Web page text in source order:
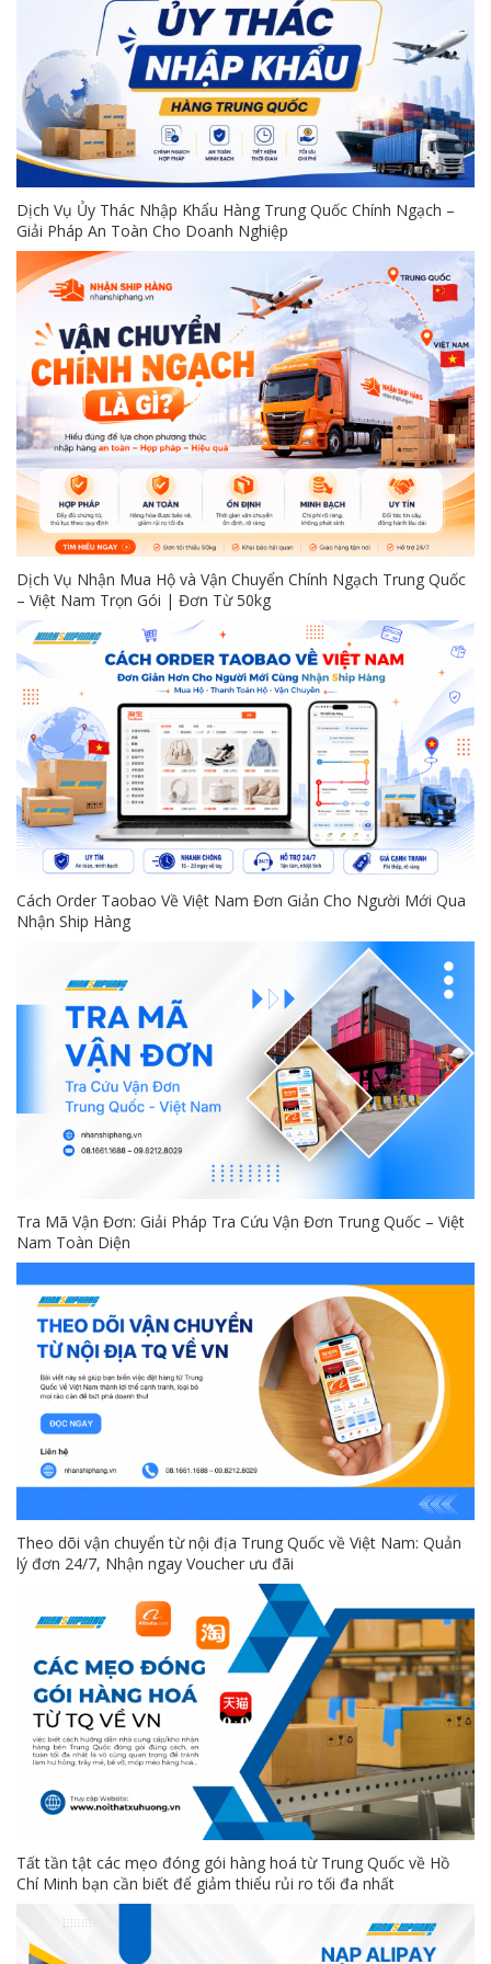
Dịch Vụ Ủy Thác Nhập Khẩu Hàng Trung Quốc Chính Ngạch –
Giải Pháp An Toàn Cho Doanh Nghiệp
Dịch Vụ Nhận Mua Hộ và Vận Chuyển Chính Ngạch Trung Quốc
– Việt Nam Trọn Gói | Đơn Từ 50kg
Cách Order Taobao Về Việt Nam Đơn Giản Cho Người Mới Qua
Nhận Ship Hàng
Tra Mã Vận Đơn: Giải Pháp Tra Cứu Vận Đơn Trung Quốc – Việt
Nam Toàn Diện
Theo dõi vận chuyển từ nội địa Trung Quốc về Việt Nam: Quản
lý đơn 24/7, Nhận ngay Voucher ưu đãi
Tất tần tật các mẹo đóng gói hàng hoá từ Trung Quốc về Hồ
Chí Minh bạn cần biết để giảm thiểu rủi ro tối đa nhất